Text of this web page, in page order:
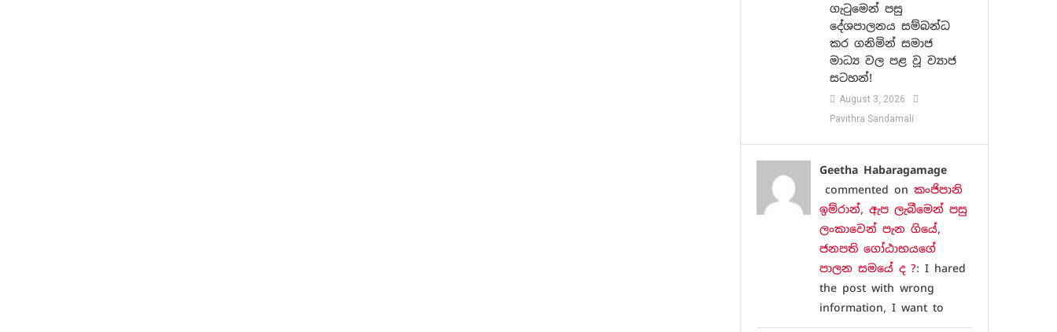
ගැටුමෙන් පසු
දේශපාලනය සම්බන්ධ
කර ගනිමින් සමාජ
මාධ්‍ය වල පළ වූ ව්‍යාජ
සටහන්!
August 3, 2026
Pavithra Sandamali
Geetha Habaragamage
commented on කංජිපානි
ඉම්රාන්, ඇප ලැබීමෙන් පසු
ලංකාවෙන් පැන ගියේ,
ජනපති ගෝඨාභයගේ
පාලන සමයේ ද ?: I hared
the post with wrong
information, I want to